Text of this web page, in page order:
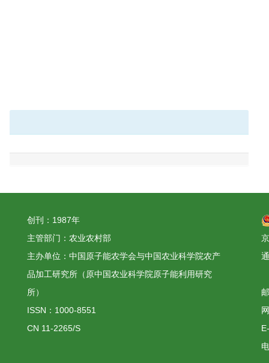
创刊：1987年
主管部门：农业农村部
主办单位：中国原子能农学会与中国农业科学院农产
品加工研究所（原中国农业科学院原子能利用研究
所）
ISSN：1000-8551
CN 11-2265/S